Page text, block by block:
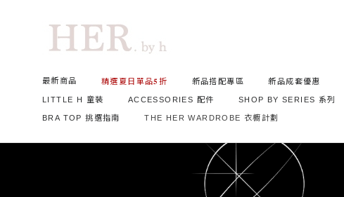
最新商品 精選夏日單品𝟓折 新品搭配專區 新品成套優惠
LITTLE H 童裝 ACCESSORIES 配件 SHOP BY SERIES 系列
BRA TOP 挑選指南 THE HER WARDROBE 衣櫥計劃